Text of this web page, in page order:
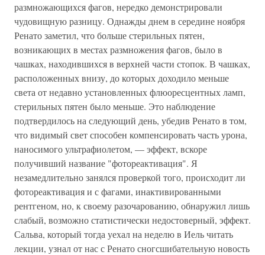
размножающихся фагов, нередко демонстрировали
чудовищную разницу. Однажды днем в середине ноября
Ренато заметил, что больше стерильных пятен,
возникающих в местах размножения фагов, было в
чашках, находившихся в верхней части стопок. В чашках,
расположенных внизу, до которых доходило меньше
света от недавно установленных флюоресцентных ламп,
стерильных пятен было меньше. Это наблюдение
подтвердилось на следующий день, убедив Ренато в том,
что видимый свет способен компенсировать часть урона,
наносимого ультрафиолетом, — эффект, вскоре
получивший название "фотореактивация". Я
незамедлительно занялся проверкой того, происходит ли
фотореактивация и с фагами, инактивированными
рентгеном, но, к своему разочарованию, обнаружил лишь
слабый, возможно статистически недостоверный, эффект.
Сальва, который тогда уехал на неделю в Иель читать
лекции, узнал от нас с Ренато сногсшибательную новость